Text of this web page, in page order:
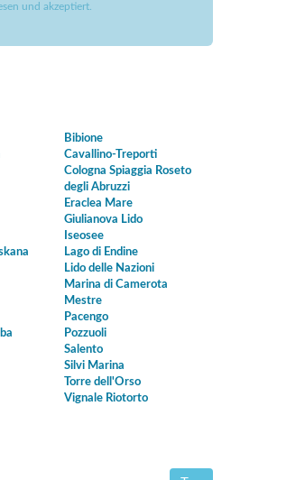
und akzeptiert.
Bibione
Cavallino-Treporti
Cologna Spiaggia Roseto
degli Abruzzi
Eraclea Mare
Giulianova Lido
Iseosee
Lago di Endine
Lido delle Nazioni
Marina di Camerota
Mestre
Pacengo
Pozzuoli
Salento
Silvi Marina
Torre dell'Orso
Vignale Riotorto